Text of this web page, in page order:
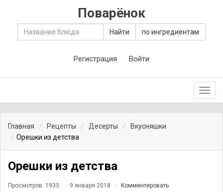
Поварёнок
Найти по ингредиентам
Регистрация Войти
Главная Рецепты Десерты
Вкусняшки
Орешки из детства
Орешки из детства
Просмотров: 1933 9 января 2018 Комментировать